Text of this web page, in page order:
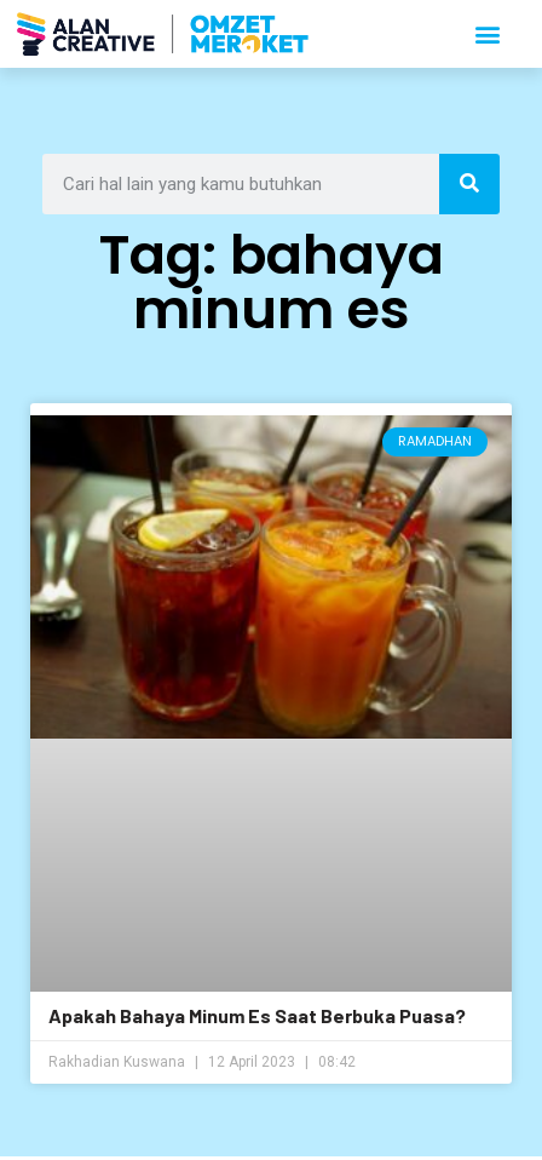
Tag: bahaya
minum es
RAMADHAN
Apakah Bahaya Minum Es Saat Berbuka Puasa?
Rakhadian Kuswana 12 April 2023 08:42